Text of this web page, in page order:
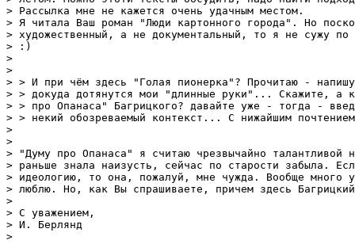
> Рассылка мне не кажется очень удачным местом.
> Я читала Ваш роман "Люди картонного города". Но
> художественный, а не документальный, то я не сужу по
> :)
>
>
> > И при чём здесь "Голая пионерка"? Прочитаю -
> > докуда дотянутся мои "длинные руки"... Скажите, а
> > про Опанаса" Багрицкого? давайте уже - тогда -
> > некий обозреваемый контекст... С нижайшим
>
>
> "Думу про Опанаса" я считаю чрезвычайно талантливой
> раньше знала наизусть, сейчас по старости забыла.
> идеологию, то она, пожалуй, мне чужда. Вообще много у
> люблю. Но, как Вы спрашиваете, причем здесь
>
> С уважением,
> И. Берлянд
>